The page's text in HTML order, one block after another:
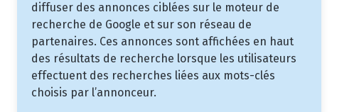
diffuser des annonces ciblées sur le moteur de
recherche de Google et sur son réseau de
partenaires. Ces annonces sont affichées en haut
des résultats de recherche lorsque les utilisateurs
effectuent des recherches liées aux mots-clés
choisis par l’annonceur.